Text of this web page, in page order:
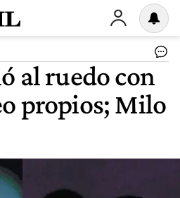
al ruedo con
propios; Milo